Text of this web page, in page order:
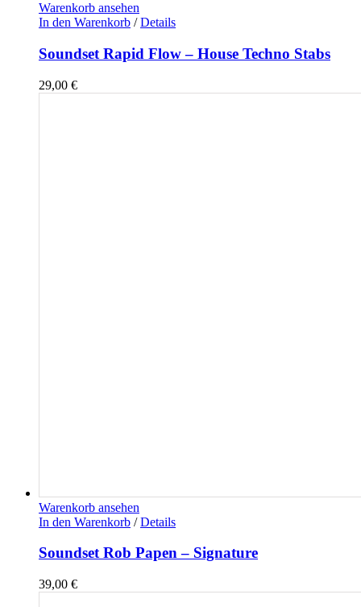
Warenkorb ansehen
In den Warenkorb / Details
Soundset Rapid Flow – House Techno Stabs
29,00 €
Warenkorb ansehen
In den Warenkorb / Details
Soundset Rob Papen – Signature
39,00 €